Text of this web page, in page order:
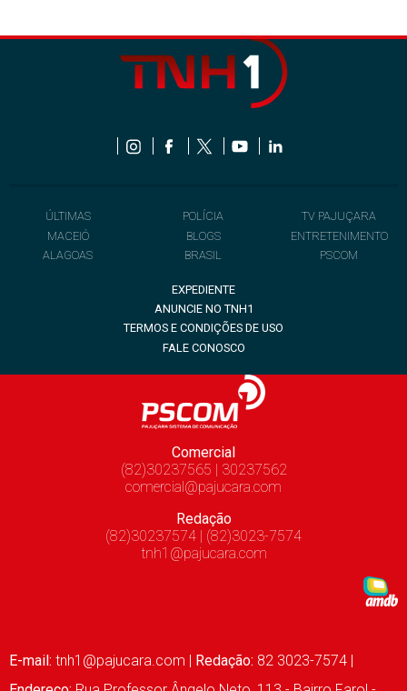
ÚLTIMAS
MACEIÓ
ALAGOAS
POLÍCIA
BLOGS
BRASIL
TV PAJUÇARA
ENTRETENIMENTO
PSCOM
EXPEDIENTE
ANUNCIE NO TNH1
TERMOS E CONDIÇÕES DE USO
FALE CONOSCO
Comercial
(82)30237565 | 30237562
comercial@pajucara.com
Redação
(82)30237574 | (82)3023-7574
tnh1@pajucara.com
E-mail: tnh1@pajucara.com | Redação: 82 3023-7574 |